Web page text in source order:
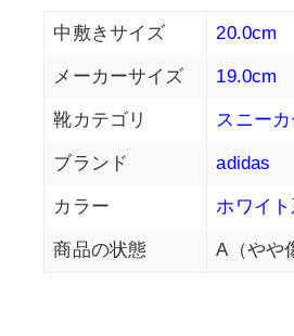
中敷きサイズ 20.0cm
メーカーサイズ 19.0cm
靴カテゴリ スニーカ
ブランド adidas
カラー ホワイ
商品の状態 A（やや